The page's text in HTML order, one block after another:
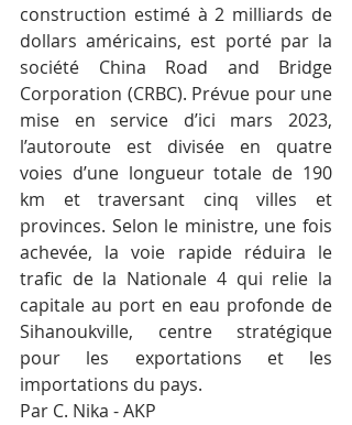
construction estimé à 2 milliards de
dollars américains, est porté par la
société China Road and Bridge
Corporation (CRBC). Prévue pour une
mise en service d’ici mars 2023,
l’autoroute est divisée en quatre
voies d’une longueur totale de 190
km et traversant cinq villes et
provinces. Selon le ministre, une fois
achevée, la voie rapide réduira le
trafic de la Nationale 4 qui relie la
capitale au port en eau profonde de
Sihanoukville, centre stratégique
pour les exportations et les
importations du pays.
Par C. Nika - AKP